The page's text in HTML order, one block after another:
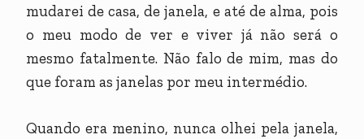
mudarei de casa, de janela, e até de alma, pois
o meu modo de ver e viver já não será o
mesmo fatalmente. Não falo de mim, mas do
que foram as janelas por meu intermédio.
Quando era menino, nunca olhei pela janela,